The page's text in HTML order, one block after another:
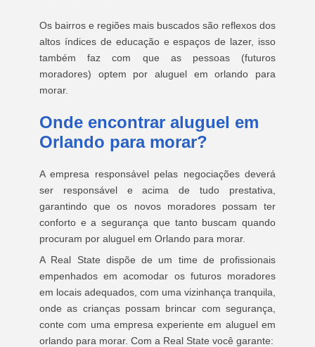
Os bairros e regiões mais buscados são reflexos dos
altos índices de educação e espaços de lazer, isso
também faz com que as pessoas (futuros
moradores) optem por aluguel em orlando para
morar.
Onde encontrar aluguel em
Orlando para morar?
A empresa responsável pelas negociações deverá
ser responsável e acima de tudo prestativa,
garantindo que os novos moradores possam ter
conforto e a segurança que tanto buscam quando
procuram por aluguel em Orlando para morar.
A Real State dispõe de um time de profissionais
empenhados em acomodar os futuros moradores
em locais adequados, com uma vizinhança tranquila,
onde as crianças possam brincar com segurança,
conte com uma empresa experiente em aluguel em
orlando para morar. Com a Real State você garante: